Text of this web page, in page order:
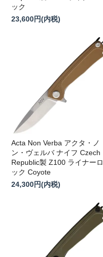
ック
23,600円(内税)
Acta Non Verba アクタ・ノ
ン・ヴェルバ ナイフ Czech
Republic製 Z100 ライナーロ
ック Coyote
24,300円(内税)